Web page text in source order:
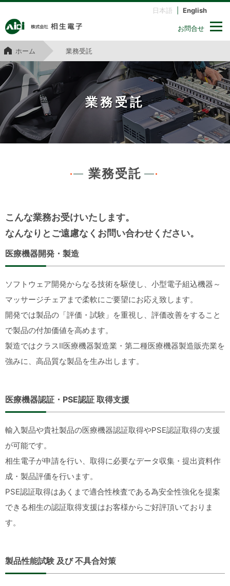
日本語 English
お問合せ
ホーム 業務受託
業務受託
業務受託
こんな業務お受けいたします。
なんなりとご遠慮なくお問い合わせください。
医療機器開発・製造
ソフトウェア開発からなる技術を駆使し、小型電子組込機器～
マッサージチェアまで柔軟にご要望にお応え致します。
開発では製品の「評価・試験」を重視し、評価改善をすること
で製品の付加価値を高めます。
製造ではクラスⅡ医療機器製造業・第二種医療機器製造販売業を
強みに、高品質な製品を生み出します。
医療機器認証・PSE認証 取得支援
輸入製品や貴社製品の医療機器認証取得やPSE認証取得の支援
が可能です。
相生電子が申請を行い、取得に必要なデータ収集・提出資料作
成・製品評価を行います。
PSE認証取得はあくまで適合性検査である為安全性強化を提案
できる相生の認証取得支援はお客様からご好評頂いておりま
す。
製品性能試験 及び 不具合対策